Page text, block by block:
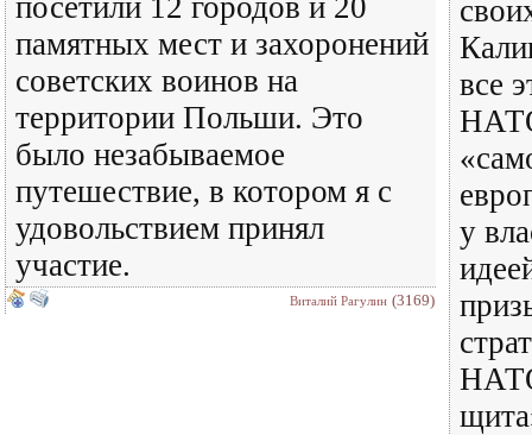
памятных мест и захоронений
советских воинов на
территории Польши. Это
было незабываемое
путешествие, в котором я с
удовольствием принял
участие.
Виталий Рагулин (3169)
все
у